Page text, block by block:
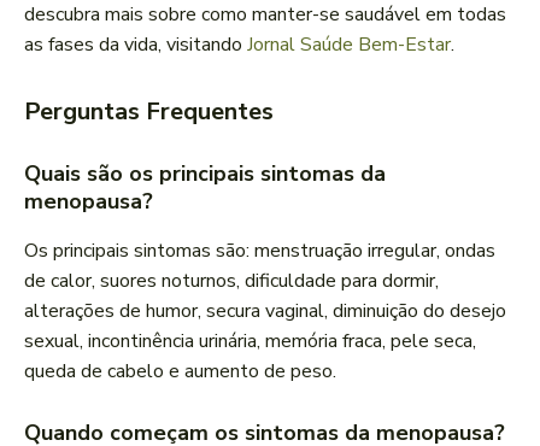
descubra mais sobre como manter-se saudável em todas
as fases da vida, visitando Jornal Saúde Bem-Estar.
Perguntas Frequentes
Quais são os principais sintomas da
menopausa?
Os principais sintomas são: menstruação irregular, ondas
de calor, suores noturnos, dificuldade para dormir,
alterações de humor, secura vaginal, diminuição do desejo
sexual, incontinência urinária, memória fraca, pele seca,
queda de cabelo e aumento de peso.
Quando começam os sintomas da menopausa?